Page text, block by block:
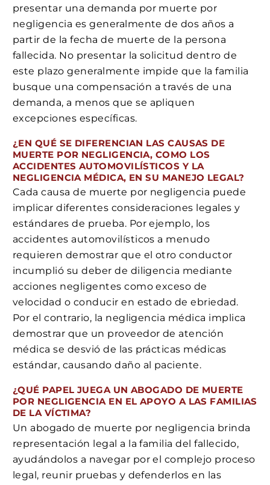
presentar una demanda por muerte por
negligencia es generalmente de dos años a
partir de la fecha de muerte de la persona
fallecida. No presentar la solicitud dentro de
este plazo generalmente impide que la familia
busque una compensación a través de una
demanda, a menos que se apliquen
excepciones específicas.
¿EN QUÉ SE DIFERENCIAN LAS CAUSAS DE
MUERTE POR NEGLIGENCIA, COMO LOS
ACCIDENTES AUTOMOVILÍSTICOS Y LA
NEGLIGENCIA MÉDICA, EN SU MANEJO LEGAL?
Cada causa de muerte por negligencia puede
implicar diferentes consideraciones legales y
estándares de prueba. Por ejemplo, los
accidentes automovilísticos a menudo
requieren demostrar que el otro conductor
incumplió su deber de diligencia mediante
acciones negligentes como exceso de
velocidad o conducir en estado de ebriedad.
Por el contrario, la negligencia médica implica
demostrar que un proveedor de atención
médica se desvió de las prácticas médicas
estándar, causando daño al paciente.
¿QUÉ PAPEL JUEGA UN ABOGADO DE MUERTE
POR NEGLIGENCIA EN EL APOYO A LAS FAMILIAS
DE LA VÍCTIMA?
Un abogado de muerte por negligencia brinda
representación legal a la familia del fallecido,
ayudándolos a navegar por el complejo proceso
legal, reunir pruebas y defenderlos en las